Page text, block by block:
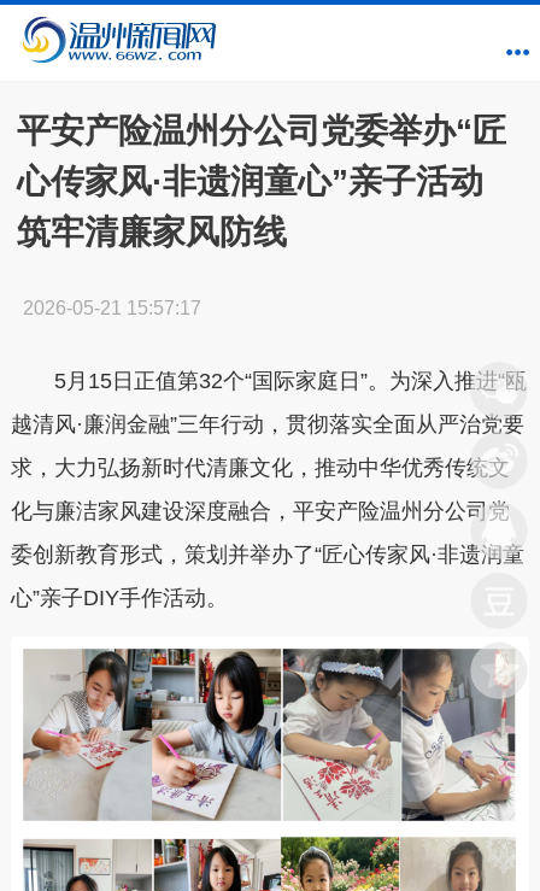
平安产险温州分公司党委举办“匠
心传家风·非遗润童心”亲子活动
筑牢清廉家风防线
2026-05-21 15:57:17
5月15日正值第32个“国际家庭日”。为深入推进“瓯
越清风·廉润金融”三年行动，贯彻落实全面从严治党要
求，大力弘扬新时代清廉文化，推动中华优秀传统文
化与廉洁家风建设深度融合，平安产险温州分公司党
委创新教育形式，策划并举办了“匠心传家风·非遗润童
心”亲子DIY手作活动。